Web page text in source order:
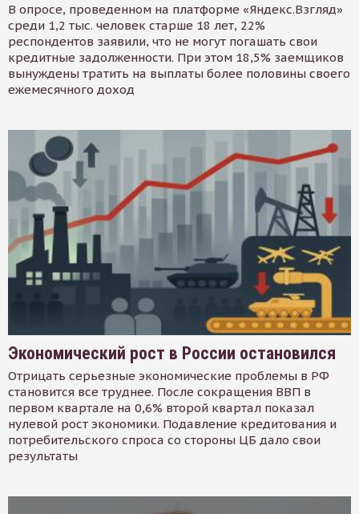
В опросе, проведенном на платформе «Яндекс.Взгляд»
среди 1,2 тыс. человек старше 18 лет, 22%
респондентов заявили, что не могут погашать свои
кредитные задолженности. При этом 18,5% заемщиков
вынуждены тратить на выплаты более половины своего
ежемесячного доход
Экономический рост в России остановился
Отрицать серьезные экономические проблемы в РФ
становится все труднее. После сокращения ВВП в
первом квартале на 0,6% второй квартал показал
нулевой рост экономики. Подавление кредитования и
потребительского спроса со стороны ЦБ дало свои
результаты